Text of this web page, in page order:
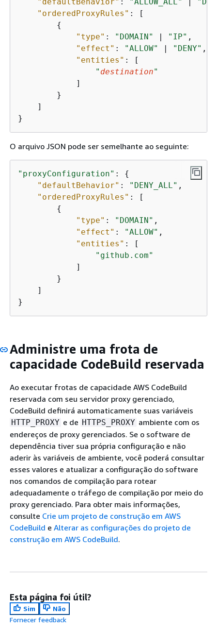
"orderedProxyRules" : [
{
"type" : "DOMAIN" | "IP" ,
"effect" : "ALLOW" | "DENY" ,
"entities" : [
" destination"
            ]
        }
    ]
}
O arquivo JSON pode ser semelhante ao seguinte:
"proxyConfiguration" : {
"defaultBehavior" : "DENY_ALL" ,
"orderedProxyRules" : [
{
"type" : "DOMAIN" ,
"effect" : "ALLOW" ,
"entities" : [
"github.com"
            ]
        }
    ]
}
Administre uma frota de
capacidade CodeBuild reservada
Ao executar frotas de capacidade AWS CodeBuild
reservada com seu servidor proxy gerenciado,
CodeBuild definirá automaticamente suas variáveis
HTTP_PROXY e de HTTPS_PROXY ambiente com os
endereços de proxy gerenciados. Se o software de
dependência tiver sua própria configuração e não
aderir às variáveis de ambiente, você poderá consultar
esses valores e atualizar a configuração do software
nos comandos de compilação para rotear
adequadamente o tráfego de compilação por meio do
proxy gerenciado. Para obter mais informações,
consulte Crie um projeto de construção em AWS
CodeBuild e Alterar as configurações do projeto de
construção em AWS CodeBuild.
Esta página foi útil?
Sim
Não
Fornecer feedback